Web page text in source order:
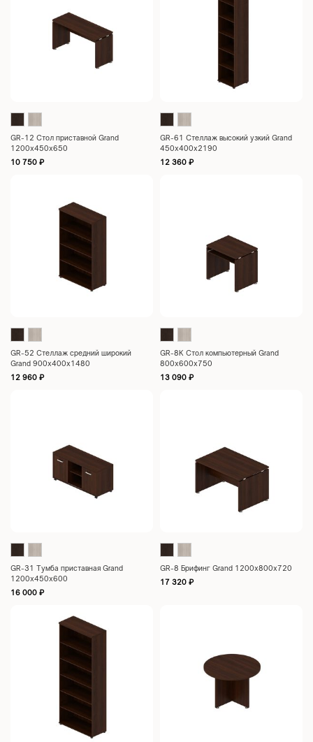
GR-12 Стол приставной Grand
1200x450x650
10 750 ₽
GR-61 Стеллаж высокий узкий Grand
450x400x2190
12 360 ₽
GR-52 Стеллаж средний широкий
Grand 900х400х1480
12 960 ₽
GR-8K Стол компьютерный Grand
800х600х750
13 090 ₽
GR-31 Тумба приставная Grand
1200х450х600
16 000 ₽
GR-8 Брифинг Grand 1200x800x720
17 320 ₽